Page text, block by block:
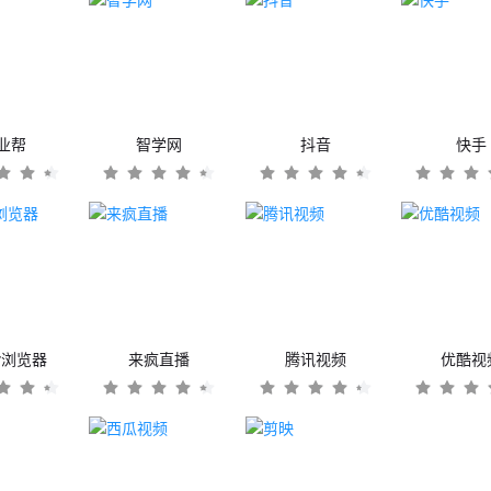
帮 智学网 抖音 快手
览器 来疯直播 腾讯视频 优酷视